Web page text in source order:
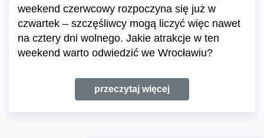
weekend czerwcowy rozpoczyna się już w
czwartek – szczęśliwcy mogą liczyć więc nawet
na cztery dni wolnego. Jakie atrakcje w ten
weekend warto odwiedzić we Wrocławiu?
przeczytaj więcej